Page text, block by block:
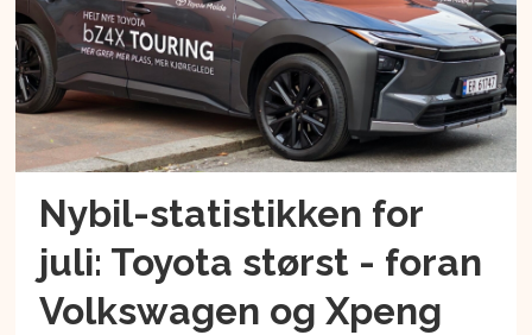
Nybil-statistikken for
juli: Toyota størst - foran
Volkswagen og Xpeng